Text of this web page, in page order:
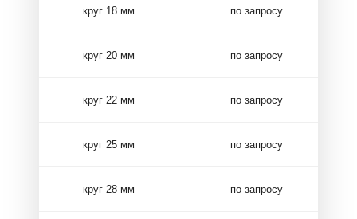
круг 18 мм по запросу
круг 20 мм по запросу
круг 22 мм по запросу
круг 25 мм по запросу
круг 28 мм по запросу